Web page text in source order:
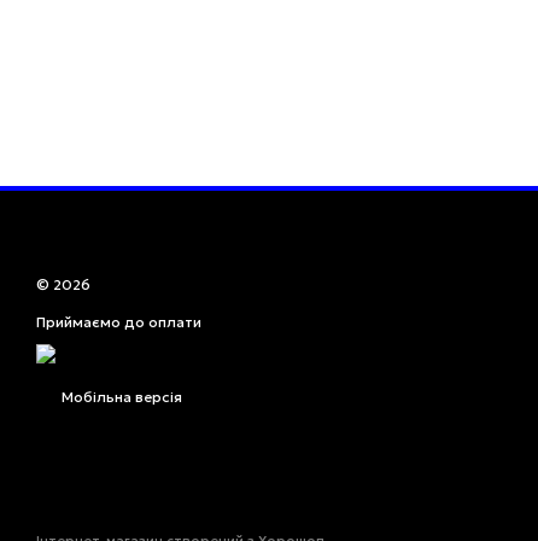
© 2026
Приймаємо до оплати
Мобільна версія